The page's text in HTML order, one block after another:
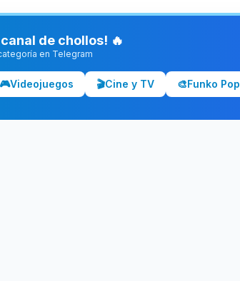
canal de chollos! 🔥
en Telegram
🎮Videojuegos 🎬Cine y TV 🎨Funko Pop